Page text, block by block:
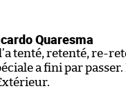
Quaresma
tenté, retenté, re-
a fini par